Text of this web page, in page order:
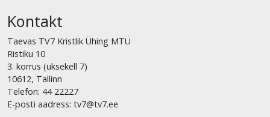
Kontakt
Taevas TV7 Kristlik Ühing MTÜ
Ristiku 10
3. korrus (uksekell 7)
10612, Tallinn
Telefon: 44 22227
E-posti aadress: tv7@tv7.ee